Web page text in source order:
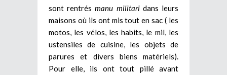
sont rentrésmanu militaridans leurs
maisons où ils ont mis tout en sac ( les
motos, les vélos, les habits, le mil, les
ustensiles de cuisine, les objets de
parures et divers biens matériels).
Pour elle, ils ont tout pillé avant